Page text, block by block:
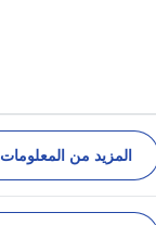
المزيد من المعلومات